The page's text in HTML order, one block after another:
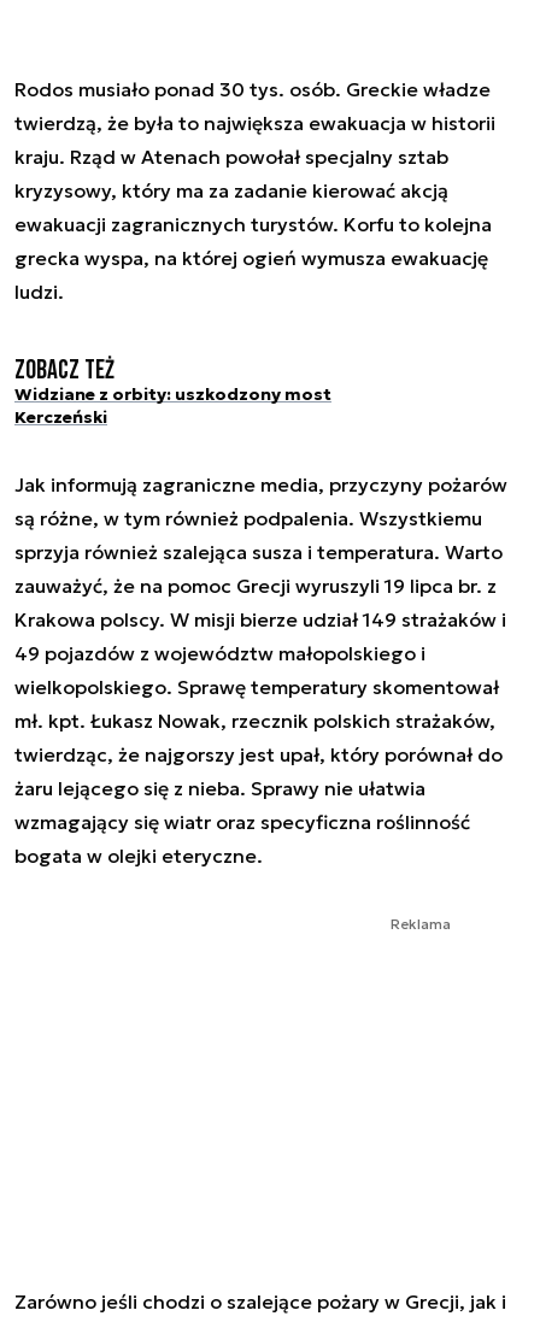
Rodos musiało ponad 30 tys. osób. Greckie władze
twierdzą, że była to największa ewakuacja w historii
kraju. Rząd w Atenach powołał specjalny sztab
kryzysowy, który ma za zadanie kierować akcją
ewakuacji zagranicznych turystów. Korfu to kolejna
grecka wyspa, na której ogień wymusza ewakuację
ludzi.
Zobacz też
Widziane z orbity: uszkodzony most
Kerczeński
Jak informują zagraniczne media, przyczyny pożarów
są różne, w tym również podpalenia. Wszystkiemu
sprzyja również szalejąca susza i temperatura. Warto
zauważyć, że na pomoc Grecji wyruszyli 19 lipca br. z
Krakowa polscy. W misji bierze udział 149 strażaków i
49 pojazdów z województw małopolskiego i
wielkopolskiego. Sprawę temperatury skomentował
mł. kpt. Łukasz Nowak, rzecznik polskich strażaków,
twierdząc, że najgorszy jest upał, który porównał do
żaru lejącego się z nieba. Sprawy nie ułatwia
wzmagający się wiatr oraz specyficzna roślinność
bogata w olejki eteryczne.
Reklama
Zarówno jeśli chodzi o szalejące pożary w Grecji, jak i